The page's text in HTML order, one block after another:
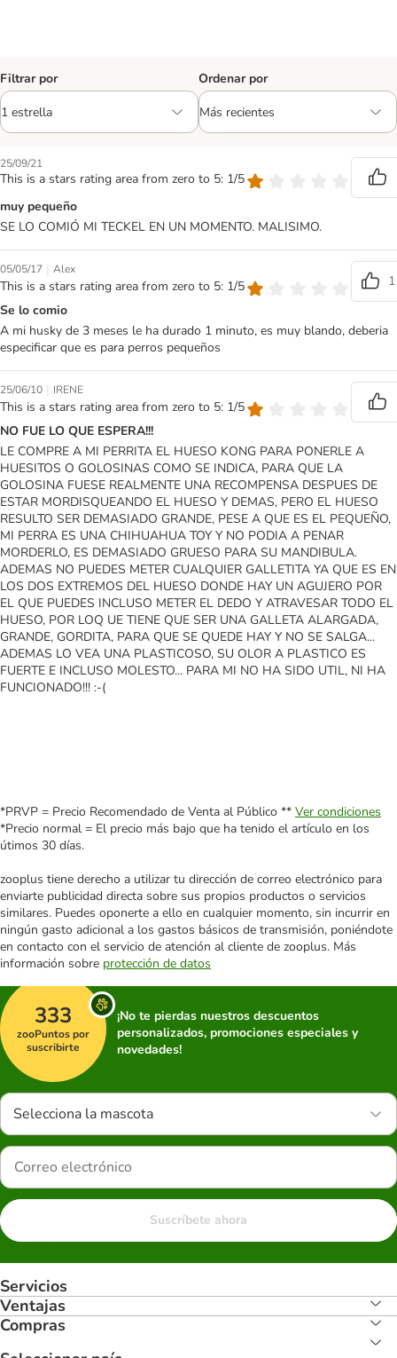
Filtrar por Ordenar por
25/09/21
This is a stars rating area from zero to 5: 1/5
muy pequeño
SE LO COMIÓ MI TECKEL EN UN MOMENTO. MALISIMO.
05/05/17 | Alex
This is a stars rating area from zero to 5: 1/5
1
Se lo comio
A mi husky de 3 meses le ha durado 1 minuto, es muy blando, deberia
especificar que es para perros pequeños
25/06/10 | IRENE
This is a stars rating area from zero to 5: 1/5
NO FUE LO QUE ESPERA!!!
LE COMPRE A MI PERRITA EL HUESO KONG PARA PONERLE A
HUESITOS O GOLOSINAS COMO SE INDICA, PARA QUE LA
GOLOSINA FUESE REALMENTE UNA RECOMPENSA DESPUES DE
ESTAR MORDISQUEANDO EL HUESO Y DEMAS, PERO EL HUESO
RESULTO SER DEMASIADO GRANDE, PESE A QUE ES EL PEQUEÑO,
MI PERRA ES UNA CHIHUAHUA TOY Y NO PODIA A PENAR
MORDERLO, ES DEMASIADO GRUESO PARA SU MANDIBULA.
ADEMAS NO PUEDES METER CUALQUIER GALLETITA YA QUE ES EN
LOS DOS EXTREMOS DEL HUESO DONDE HAY UN AGUJERO POR
EL QUE PUEDES INCLUSO METER EL DEDO Y ATRAVESAR TODO EL
HUESO, POR LOQ UE TIENE QUE SER UNA GALLETA ALARGADA,
GRANDE, GORDITA, PARA QUE SE QUEDE HAY Y NO SE SALGA...
ADEMAS LO VEA UNA PLASTICOSO, SU OLOR A PLASTICO ES
FUERTE E INCLUSO MOLESTO... PARA MI NO HA SIDO UTIL, NI HA
FUNCIONADO!!! :-(
*PRVP = Precio Recomendado de Venta al Público ** Ver condiciones
*Precio normal = El precio más bajo que ha tenido el artículo en los
útimos 30 días.
zooplus tiene derecho a utilizar tu dirección de correo electrónico para
enviarte publicidad directa sobre sus propios productos o servicios
similares. Puedes oponerte a ello en cualquier momento, sin incurrir en
ningún gasto adicional a los gastos básicos de transmisión, poniéndote
en contacto con el servicio de atención al cliente de zooplus. Más
información sobre protección de datos
333
zooPuntos por
suscribirte
¡No te pierdas nuestros descuentos
personalizados, promociones especiales y
novedades!
Selecciona la mascota
Suscríbete ahora
Servicios
Ventajas
Compras